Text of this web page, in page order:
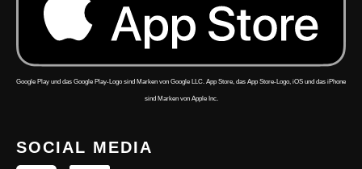
Google Play und das Google Play-Logo sind Marken von Google LLC. App Store, das App Store-Logo, iOS und das iPhone
sind Marken von Apple Inc.
SOCIAL MEDIA